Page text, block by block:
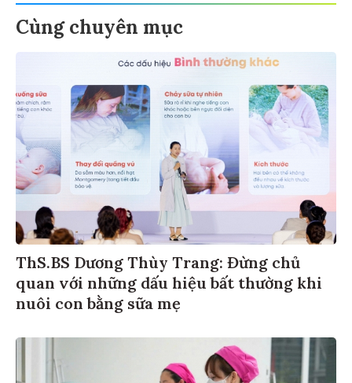
Cùng chuyên mục
ThS.BS Dương Thùy Trang: Đừng chủ
quan với những dấu hiệu bất thường khi
nuôi con bằng sữa mẹ